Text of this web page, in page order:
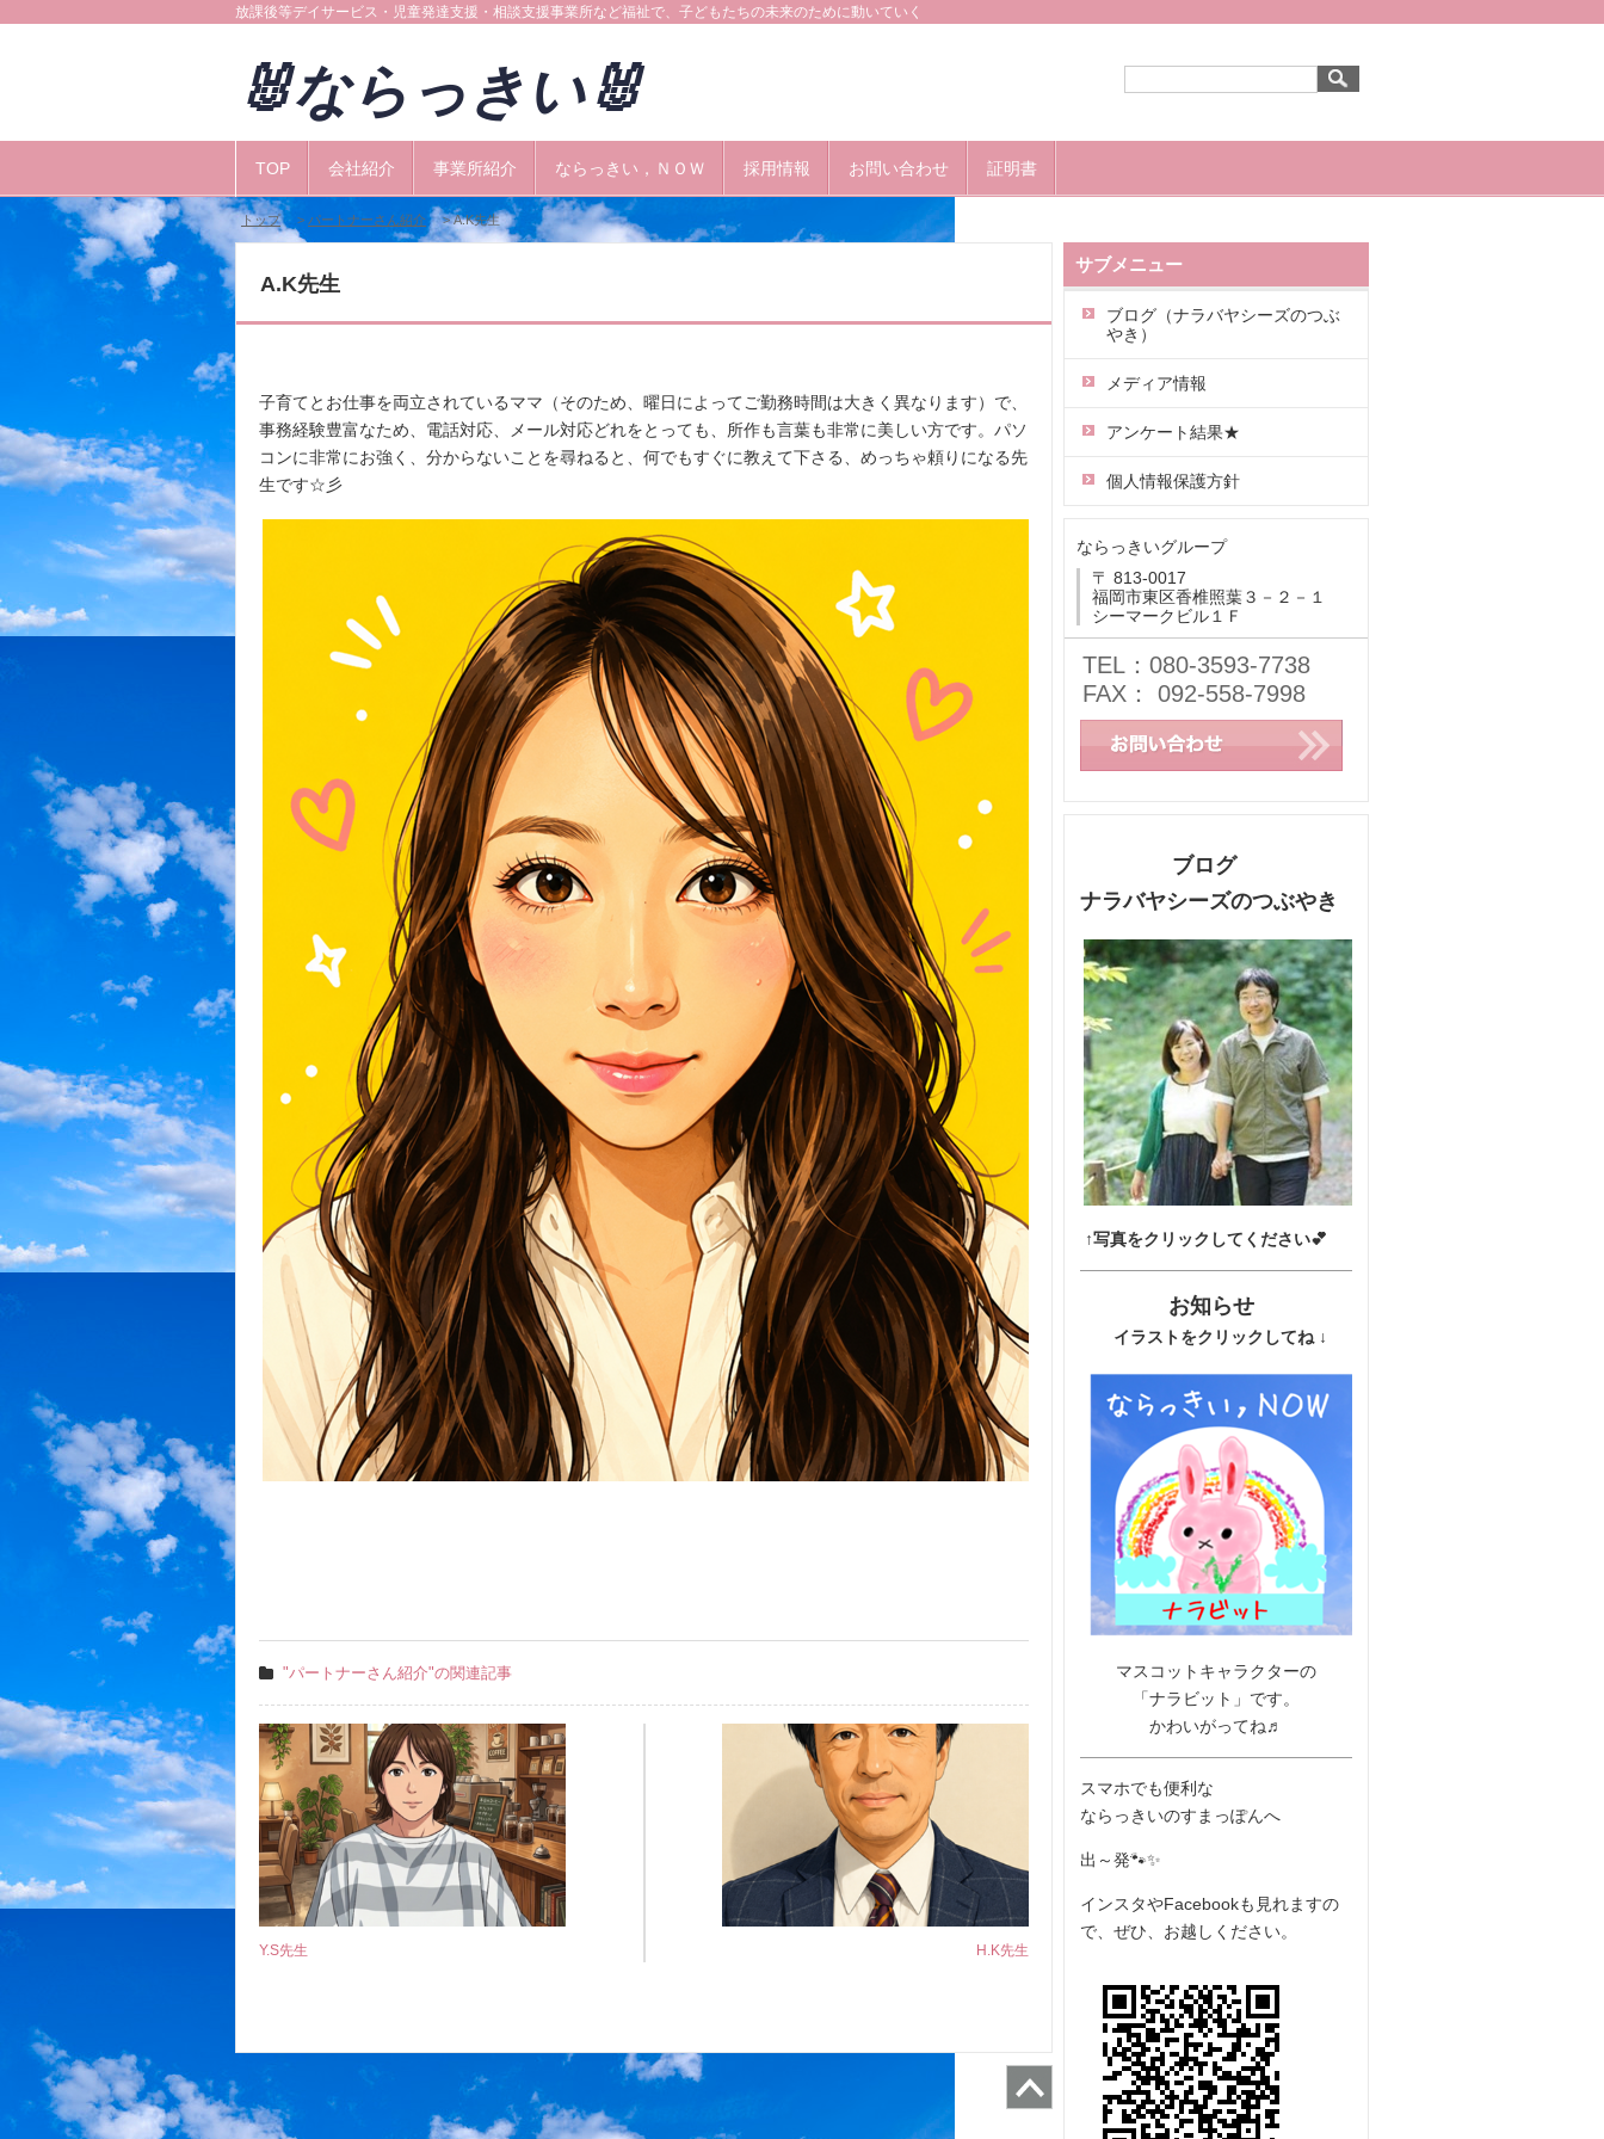
放課後等デイサービス・児童発達支援・相談支援事業所など福祉で、子どもたちの未来のために動いていく
🐰ならっきい🐰
TOP 会社紹介 事業所紹介 ならっきい，ＮＯＷ 採用情報 お問い合わせ 証明書
トップ > パートナーさん紹介 > A.K先生
A.K先生
子育てとお仕事を両立されているママ（そのため、曜日によってご勤務時間は大きく異なります）で、
事務経験豊富なため、電話対応、メール対応どれをとっても、所作も言葉も非常に美しい方です。パソ
コンに非常にお強く、分からないことを尋ねると、何でもすぐに教えて下さる、めっちゃ頼りになる先
生です☆彡
"パートナーさん紹介"の関連記事
Y.S先生 H.K先生
サブメニュー
ブログ（ナラバヤシーズのつぶ
やき）
メディア情報
アンケート結果★
個人情報保護方針
ならっきいグループ
〒 813-0017
福岡市東区香椎照葉３－２－１
シーマークビル１Ｆ
TEL：080-3593-7738
FAX： 092-558-7998
ブログ
ナラバヤシーズのつぶやき
↑写真をクリックしてください💕
お知らせ
イラストをクリックしてね ↓
マスコットキャラクターの
「ナラビット」です。
かわいがってね♬
スマホでも便利な
ならっきいのすまっぽんへ
出～発🐾✨
インスタやFacebookも見れますの
で、ぜひ、お越しください。